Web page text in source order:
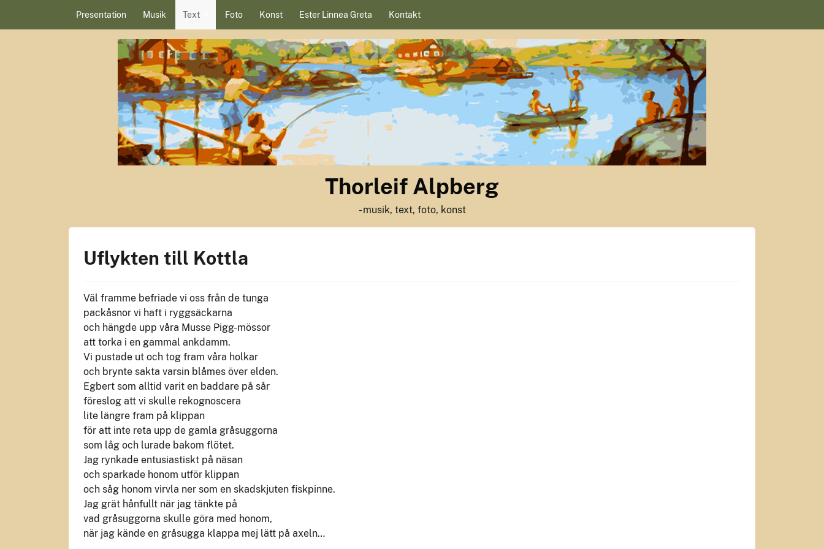
Presentation
Musik Text Foto Konst Ester Linnea Greta Kontakt
Thorleif Alpberg
- musik, text, foto, konst
Uflykten till Kottla
Väl framme befriade vi oss från de tunga
packåsnor vi haft i ryggsäckarna
och hängde upp våra Musse Pigg-mössor
att torka i en gammal ankdamm.
Vi pustade ut och tog fram våra holkar
och brynte sakta varsin blåmes över elden.
Egbert som alltid varit en baddare på sår
föreslog att vi skulle rekognoscera
lite längre fram på klippan
för att inte reta upp de gamla gråsuggorna
som låg och lurade bakom flötet.
Jag rynkade entusiastiskt på näsan
och sparkade honom utför klippan
och såg honom virvla ner som en skadskjuten fiskpinne.
Jag grät hånfullt när jag tänkte på
vad gråsuggorna skulle göra med honom,
när jag kände en gråsugga klappa mej lätt på axeln…